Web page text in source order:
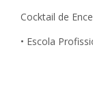
Cocktail de
• Escola